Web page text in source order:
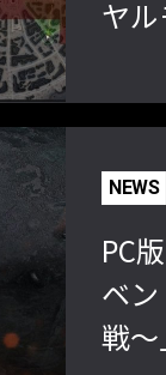
ヤル
NEWS
PC
ベ
戦～